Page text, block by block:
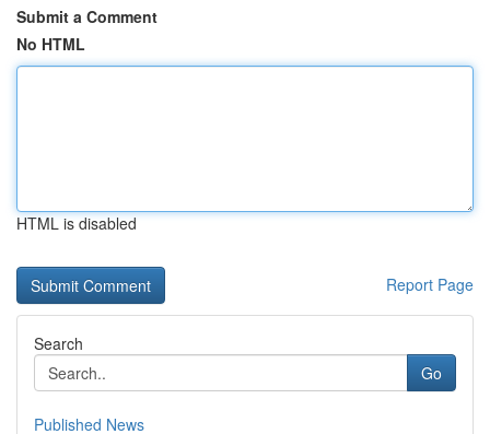
Submit a Comment
No HTML
HTML is disabled
Report Page
Search
Go
Published News